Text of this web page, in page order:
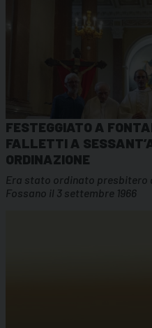
FESTEGGIATO A
FALLETTI A
ORDINAZIONE
Era stato ordinato presbitero
Fossano il 3 settembre 1966